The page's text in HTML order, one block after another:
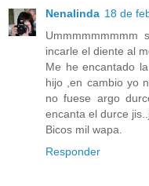
Nenalinda 18 de
Ummmmmmmmm
incarle el diente al
Me he encantado
hijo ,en cambio yo
no fuese argo
encanta el durce
Bicos mil wapa.
Responder